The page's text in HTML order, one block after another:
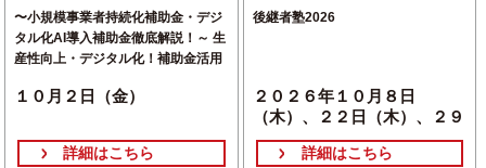
〜小規模事業者持続化補助金・デジ
タル化AI導入補助金徹底解説！～ 生
産性向上・デジタル化！補助金活用
１０月２日（金）
詳細はこちら
後継者塾2026
２０２６年１０月８日
（木）、２２日（木）、２９
日（木）、１１月１２日
（木）、２６日（木）、１２
詳細はこちら